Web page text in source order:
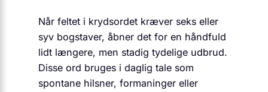
Når feltet i krydsordet kræver seks eller
syv bogstaver, åbner det for en håndfuld
lidt længere, men stadig tydelige udbrud.
Disse ord bruges i daglig tale som
spontane hilsner, formaninger eller